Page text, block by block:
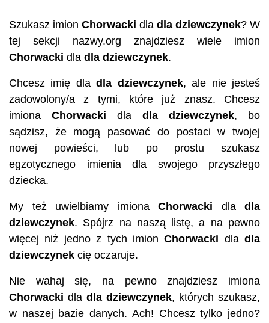
Szukasz imion Chorwacki dla dla dziewczynek? W
tej sekcji nazwy.org znajdziesz wiele imion
Chorwacki dla dla dziewczynek.
Chcesz imię dladla dziewczynek, ale nie jesteś
zadowolony/a z tymi, które już znasz. Chcesz
imiona Chorwacki dla dla dziewczynek, bo
sądzisz, że mogą pasować do postaci w twojej
nowej powieści, lub po prostu szukasz
egzotycznego imienia dla swojego przyszłego
dziecka.
My też uwielbiamy imiona Chorwacki dla dla
dziewczynek. Spójrz na naszą listę, a na pewno
więcej niż jedno z tych imionChorwacki dla dla
dziewczynek cię oczaruje.
Nie wahaj się, na pewno znajdziesz imiona
Chorwacki dla dla dziewczynek, których szukasz,
w naszej bazie danych. Ach! Chcesz tylko jedno?